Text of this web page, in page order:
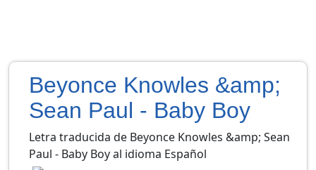
Beyonce Knowles &amp;
Sean Paul - Baby Boy
Letra traducida de Beyonce Knowles &amp; Sean
Paul - Baby Boy al idioma Español